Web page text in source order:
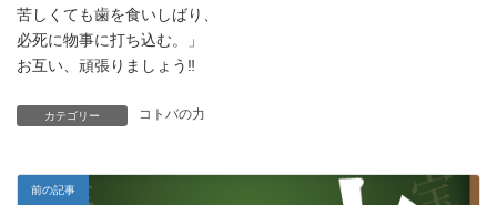
苦しくても歯を食いしばり、
必死に物事に打ち込む。」
お互い、頑張りましょう‼
カテゴリー コトバの力
前の記事